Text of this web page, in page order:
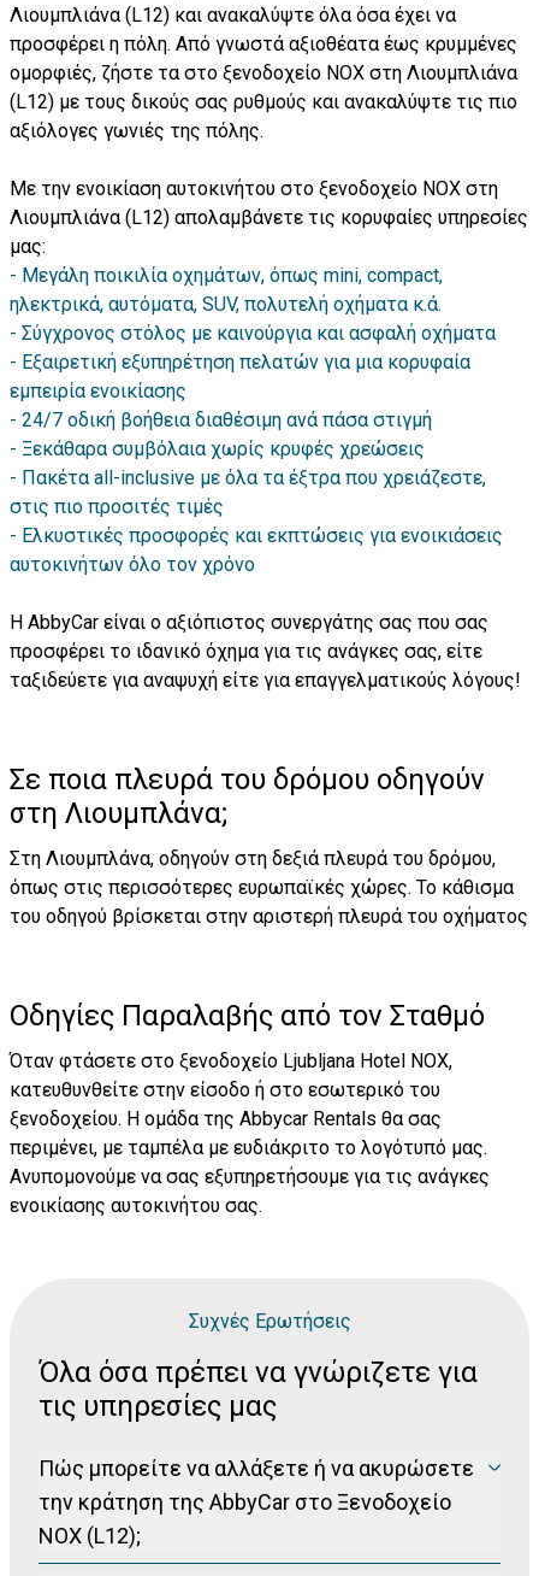
Λιουμπλιάνα (L12) και ανακαλύψτε όλα όσα έχει να
προσφέρει η πόλη. Από γνωστά αξιοθέατα έως κρυμμένες
ομορφιές, ζήστε τα στο ξενοδοχείο NOX στη Λιουμπλιάνα
(L12) με τους δικούς σας ρυθμούς και ανακαλύψτε τις πιο
αξιόλογες γωνιές της πόλης.
Με την ενοικίαση αυτοκινήτου στο ξενοδοχείο NOX στη
Λιουμπλιάνα (L12) απολαμβάνετε τις κορυφαίες υπηρεσίες
μας:
Μεγάλη ποικιλία οχημάτων, όπως mini, compact,
ηλεκτρικά, αυτόματα, SUV, πολυτελή οχήματα κ.ά.
Σύγχρονος στόλος με καινούργια και ασφαλή οχήματα
Εξαιρετική εξυπηρέτηση πελατών για μια κορυφαία
εμπειρία ενοικίασης
24/7 οδική βοήθεια διαθέσιμη ανά πάσα στιγμή
Ξεκάθαρα συμβόλαια χωρίς κρυφές χρεώσεις
Πακέτα all-inclusive με όλα τα έξτρα που χρειάζεστε,
στις πιο προσιτές τιμές
Ελκυστικές προσφορές και εκπτώσεις για ενοικιάσεις
αυτοκινήτων όλο τον χρόνο
Η AbbyCar είναι ο αξιόπιστος συνεργάτης σας που σας
προσφέρει το ιδανικό όχημα για τις ανάγκες σας, είτε
ταξιδεύετε για αναψυχή είτε για επαγγελματικούς λόγους!
Σε ποια πλευρά του δρόμου οδηγούν
στη Λιουμπλάνα;
Στη Λιουμπλάνα, οδηγούν στη δεξιά πλευρά του δρόμου,
όπως στις περισσότερες ευρωπαϊκές χώρες. Το κάθισμα
του οδηγού βρίσκεται στην αριστερή πλευρά του οχήματος
Οδηγίες Παραλαβής από τον Σταθμό
Όταν φτάσετε στο ξενοδοχείο Ljubljana Hotel NOX,
κατευθυνθείτε στην είσοδο ή στο εσωτερικό του
ξενοδοχείου. Η ομάδα της Abbycar Rentals θα σας
περιμένει, με ταμπέλα με ευδιάκριτο το λογότυπό μας.
Ανυπομονούμε να σας εξυπηρετήσουμε για τις ανάγκες
ενοικίασης αυτοκινήτου σας.
Συχνές Ερωτήσεις
Όλα όσα πρέπει να γνώριζετε για
τις υπηρεσίες μας
Πώς μπορείτε να αλλάξετε ή να ακυρώσετε
την κράτηση της AbbyCar στο Ξενοδοχείο
NOX (L12);
Παρακαλούμε επισκεφθείτε τη σελίδα διαχείρισης